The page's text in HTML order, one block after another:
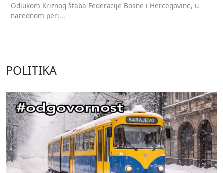
Odlukom Kriznog štaba Federacije Bosne i Hercegovine, u
narednom peri...
POLITIKA